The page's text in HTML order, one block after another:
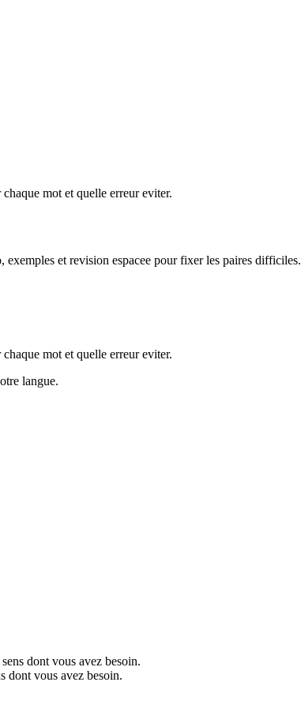
mot et quelle erreur eviter.
et revision espacee pour fixer les paires difficiles.
mot et quelle erreur eviter.
langue.
dont vous avez besoin.
dont vous avez besoin.